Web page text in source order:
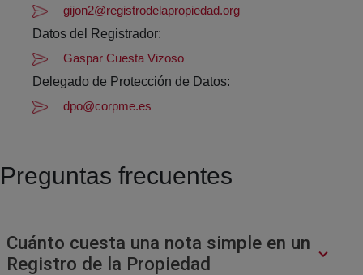
gijon2@registrodelapropiedad.org
Datos del Registrador:
Gaspar Cuesta Vizoso
Delegado de Protección de Datos:
dpo@corpme.es
Preguntas frecuentes
Cuánto cuesta una nota simple en un
Registro de la Propiedad